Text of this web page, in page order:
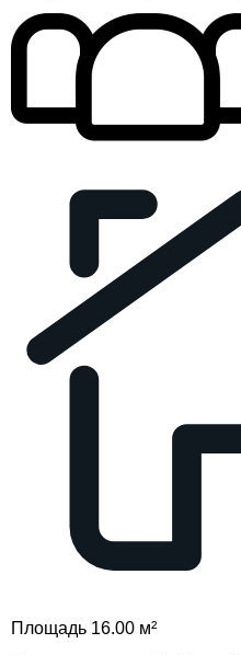
Площадь 16.00 м²